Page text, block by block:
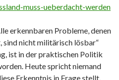
muss-ueberdacht-werden
erkennbaren Probleme, denen
sind nicht militärisch lösbar“
ist in der praktischen Politik
Heute spricht niemand
Erkenntnis in Frage stellt,